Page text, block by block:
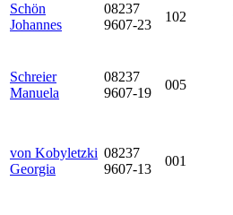
Schön
Johannes
08237
9607-23
102
Schreier
Manuela
08237
9607-19
005
von Kobyletzki
Georgia
08237
9607-13
001